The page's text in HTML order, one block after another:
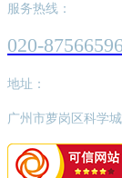
服务热线：
020-
地址：
广州市萝岗区科学